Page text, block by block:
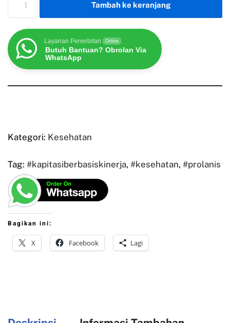
Tambah ke keranjang
Layanan Penerbitan Online
Butuh Bantuan? Obrolan Via
WhatsApp
Kategori: Kesehatan
Tag: #kapitasiberbasiskinerja, #kesehatan, #prolanis
Bagikan ini:
X Facebook Lagi